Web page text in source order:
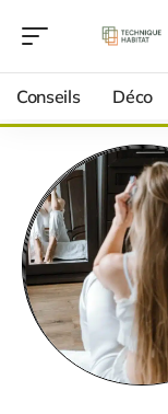
Conseils Déco